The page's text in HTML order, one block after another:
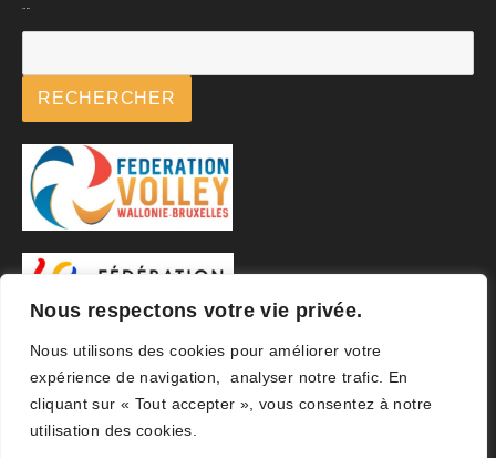
Nous respectons votre vie privée.
Nous utilisons des cookies pour améliorer votre
expérience de navigation, analyser notre trafic. En
cliquant sur « Tout accepter », vous consentez à notre
utilisation des cookies.
RECHERCHER